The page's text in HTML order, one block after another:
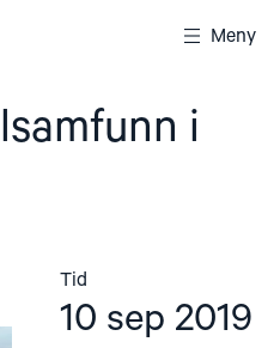
Meny
i
Tid
10 sep 2019